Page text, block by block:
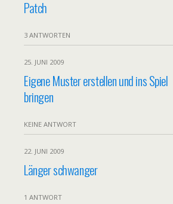
Patch
3 ANTWORTEN
25. JUNI 2009
Eigene Muster erstellen und ins Spiel
bringen
KEINE ANTWORT
22. JUNI 2009
Länger schwanger
1 ANTWORT